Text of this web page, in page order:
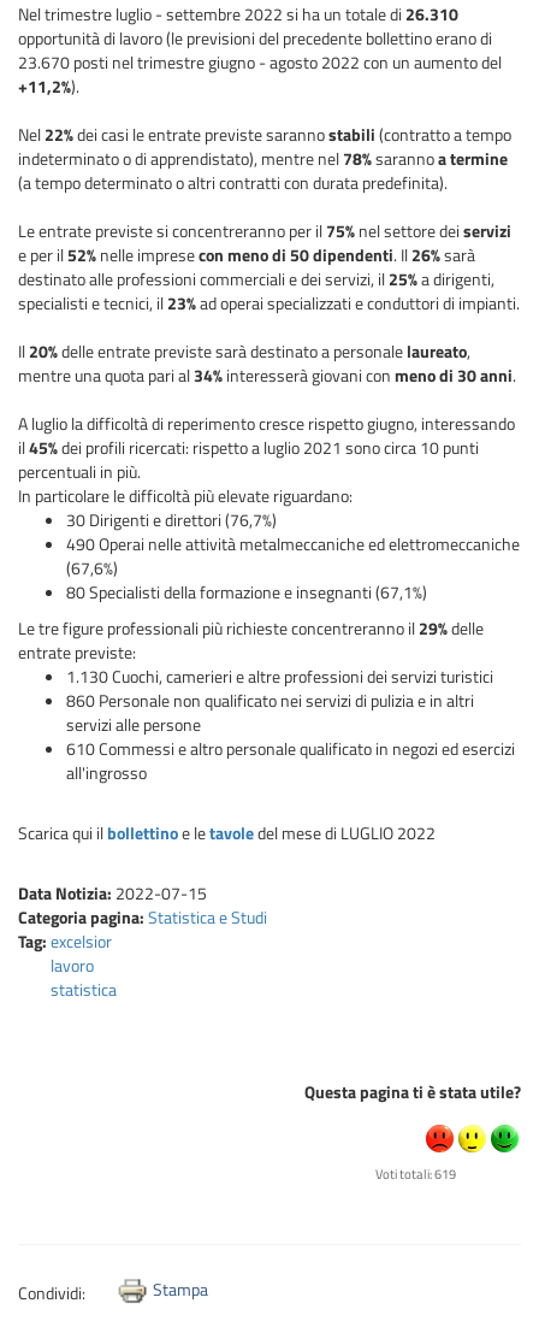
Nel trimestre luglio - settembre 2022 si ha un totale di 26.310
opportunità di lavoro (le previsioni del precedente bollettino erano di
23.670 posti nel trimestre giugno - agosto 2022 con un aumento del
+11,2%).
Nel22%dei casi le entrate previste sarannostabili(contratto a tempo
indeterminato o di apprendistato), mentre nel78%sarannoa termine
(a tempo determinato o altri contratti con durata predefinita).
Le entrate previste si concentreranno per il75%nel settore deiservizi
e per il52%nelle impresecon meno di 50 dipendenti. Il26%sarà
destinato alle professioni commerciali e dei servizi, il25%a dirigenti,
specialisti e tecnici, il23%ad operai specializzati e conduttori di impianti.
Il20%delle entrate previste sarà destinato a personalelaureato,
mentre una quota pari al34%interesserà giovani conmeno di 30 anni.
A luglio la difficoltà di reperimento cresce rispetto giugno, interessando
il45%dei profili ricercati: rispetto a luglio 2021 sono circa 10 punti
percentuali in più.
In particolare le difficoltà più elevate riguardano:
30 Dirigenti e direttori (76,7%)
490 Operai nelle attività metalmeccaniche ed elettromeccaniche
(67,6%)
80 Specialisti della formazione e insegnanti (67,1%)
Le tre figure professionali più richieste concentreranno il29%delle
entrate previste:
1.130 Cuochi, camerieri e altre professioni dei servizi turistici
860 Personale non qualificato nei servizi di pulizia e in altri
servizi alle persone
610 Commessi e altro personale qualificato in negozi ed esercizi
all'ingrosso
Scarica qui ilbollettinoe letavoledel mese di LUGLIO 2022
Data Notizia: 2022-07-15
Categoria pagina:Statistica e Studi
Tag:excelsior
lavoro
statistica
Questa pagina ti è stata utile?
Voti totali: 619
Condividi: Stampa